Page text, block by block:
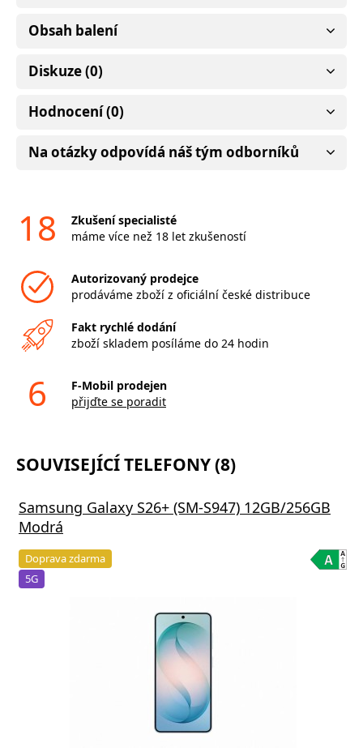
Obsah balení
Diskuze (0)
Hodnocení (0)
Na otázky odpovídá náš tým odborníků
18
Zkušení specialisté
máme více než 18 let zkušeností
Autorizovaný prodejce
prodáváme zboží z oficiální české distribuce
Fakt rychlé dodání
zboží skladem posíláme do 24 hodin
6
F-Mobil prodejen
přijďte se poradit
SOUVISEJÍCÍ TELEFONY (8)
Samsung Galaxy S26+ (SM-S947) 12GB/256GB
Modrá
Doprava zdarma
5G